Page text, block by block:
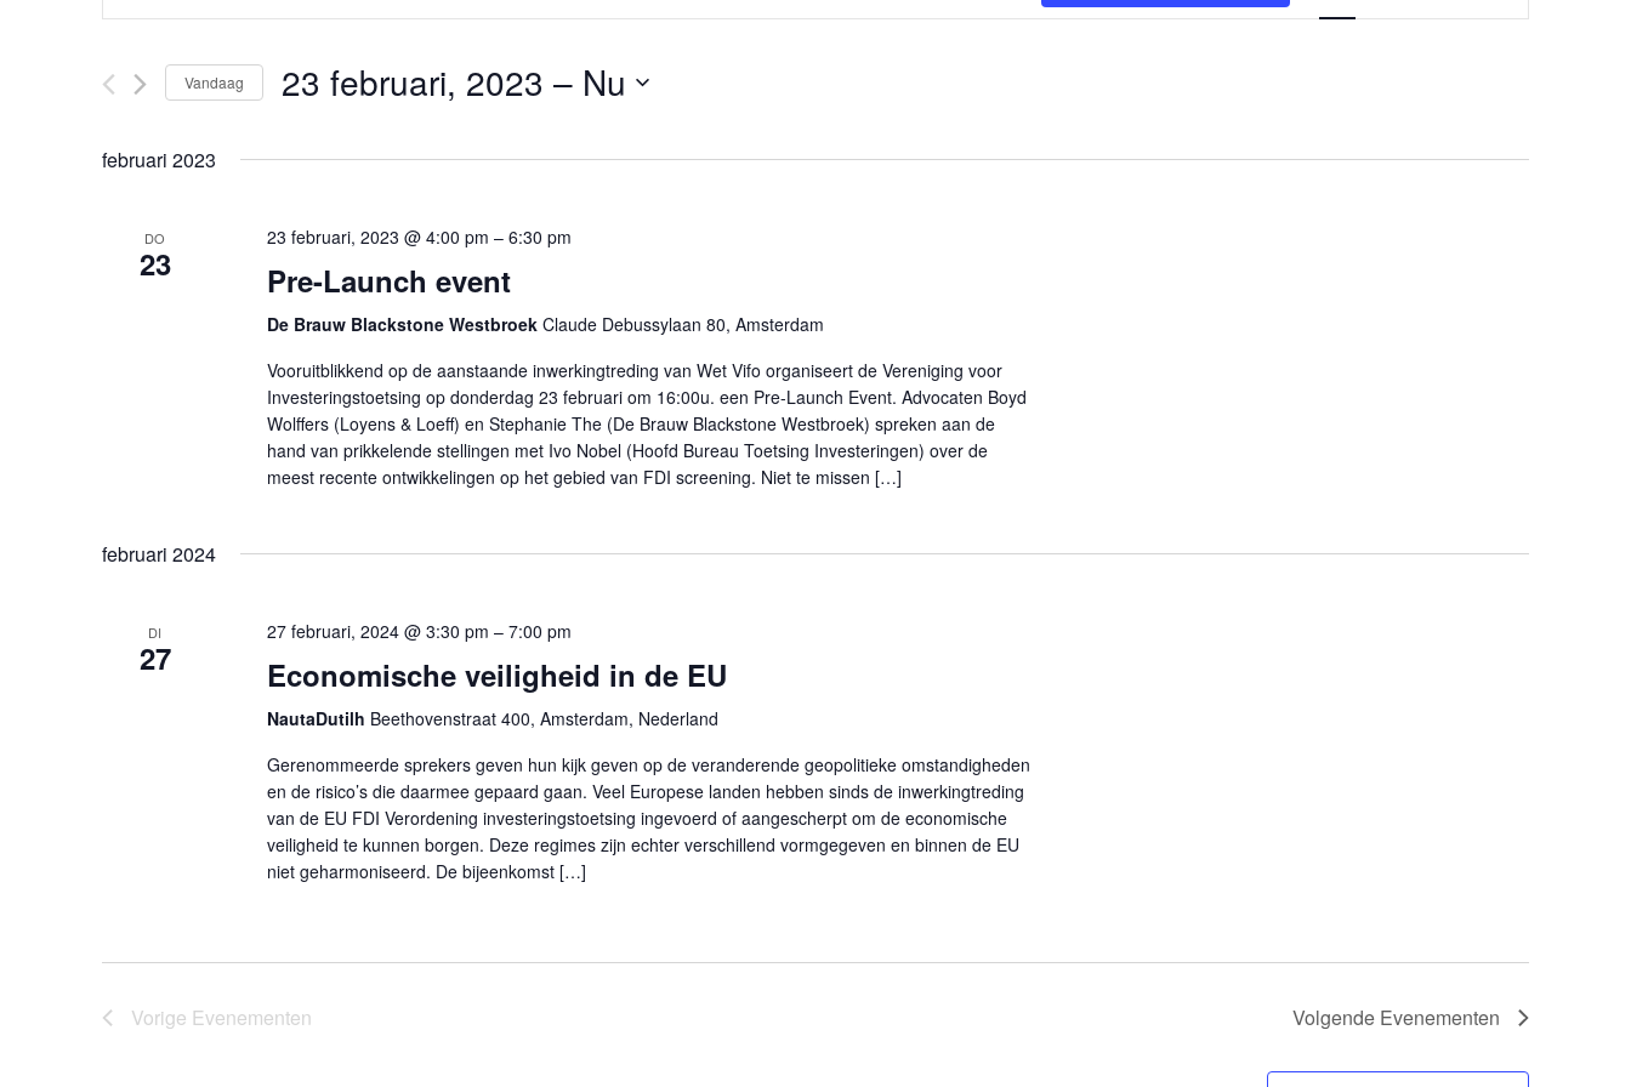
Zoeken
navigatie
in.
keyword.
weergaven
Vandaag 23 februari, 2023 – Nu
een
februari 2023
DO
23
23 februari, 2023 @ 4:00 pm – 6:30 pm
Pre-Launch event
De Brauw Blackstone Westbroek Claude Debussylaan 80, Amsterdam
Vooruitblikkend op de aanstaande inwerkingtreding van Wet Vifo organiseert de Vereniging voor
Investeringstoetsing op donderdag 23 februari om 16:00u. een Pre-Launch Event. Advocaten Boyd
Wolffers (Loyens & Loeff) en Stephanie The (De Brauw Blackstone Westbroek) spreken aan de
hand van prikkelende stellingen met Ivo Nobel (Hoofd Bureau Toetsing Investeringen) over de
meest recente ontwikkelingen op het gebied van FDI screening. Niet te missen […]
februari 2024
DI
27
27 februari, 2024 @ 3:30 pm – 7:00 pm
Economische veiligheid in de EU
NautaDutilh Beethovenstraat 400, Amsterdam, Nederland
Gerenommeerde sprekers geven hun kijk geven op de veranderende geopolitieke omstandigheden
en de risico’s die daarmee gepaard gaan. Veel Europese landen hebben sinds de inwerkingtreding
van de EU FDI Verordening investeringstoetsing ingevoerd of aangescherpt om de economische
veiligheid te kunnen borgen. Deze regimes zijn echter verschillend vormgegeven en binnen de EU
niet geharmoniseerd. De bijeenkomst […]
Vorige Evenementen Volgende Evenementen